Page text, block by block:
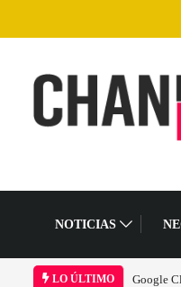
NOTICIAS
LO ÚLTIMO Google